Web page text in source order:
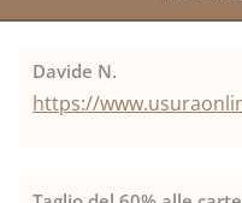
Davide N.
https://